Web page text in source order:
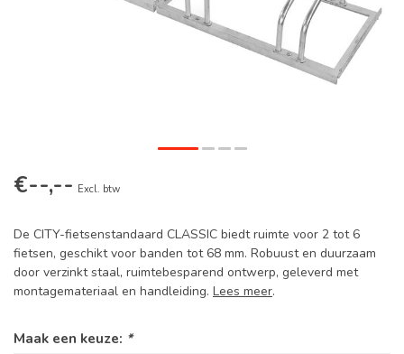
€--,-- Excl. btw
De CITY-fietsenstandaard CLASSIC biedt ruimte voor 2 tot 6
fietsen, geschikt voor banden tot 68 mm. Robuust en duurzaam
door verzinkt staal, ruimtebesparend ontwerp, geleverd met
montagemateriaal en handleiding. Lees meer.
Maak een keuze: *